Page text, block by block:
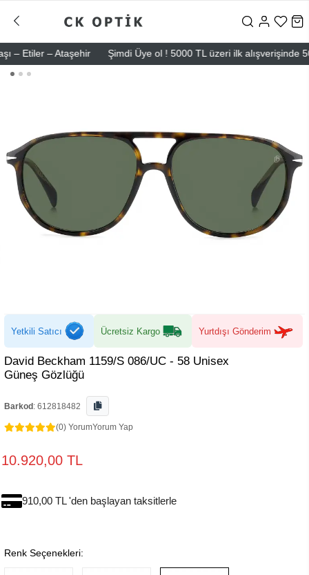
– Ataşehir Şimdi Üye ol ! 5000 TL üzeri ilk alışverişinde 500
Yetkili Satıcı Ücretsiz Kargo Yurtdışı Gönderim
David Beckham 1159/S 086/UC - 58 Unisex
Güneş Gözlüğü
Barkod : 612818482
(0) YorumYorum Yap
10.920,00 TL
910,00 TL 'den başlayan taksitlerle
Renk Seçenekleri: